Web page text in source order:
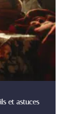
et astuces